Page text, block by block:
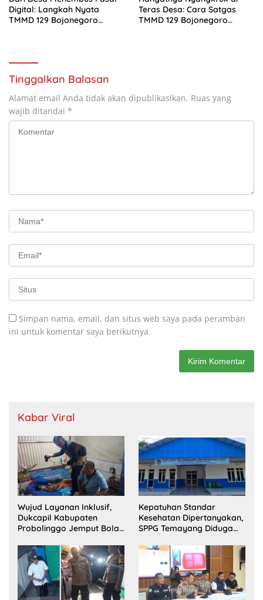
Digital: Langkah Nyata
TMMD 129 Bojonegoro
Teras Desa: Cara Satgas
TMMD 129 Bojonegoro
Tinggalkan Balasan
Alamat email Anda tidak akan dipublikasikan. Ruas yang
wajib ditandai *
Simpan nama, email, dan situs web saya pada peramban
ini untuk komentar saya berikutnya.
Kabar Viral
Wujud Layanan Inklusif,
Dukcapil Kabupaten
Probolinggo Jemput Bola
Disabilitas di Dringu
Kepatuhan Standar
Kesehatan Dipertanyakan,
SPPG Temayang Diduga